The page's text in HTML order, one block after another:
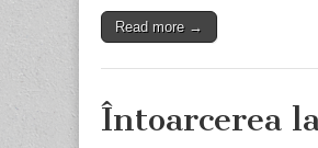
Read more →
Întoarcerea